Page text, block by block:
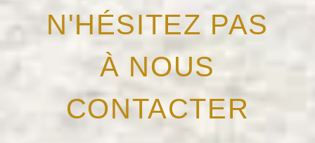
N'HÉSITEZ PAS
À NOUS
CONTACTER